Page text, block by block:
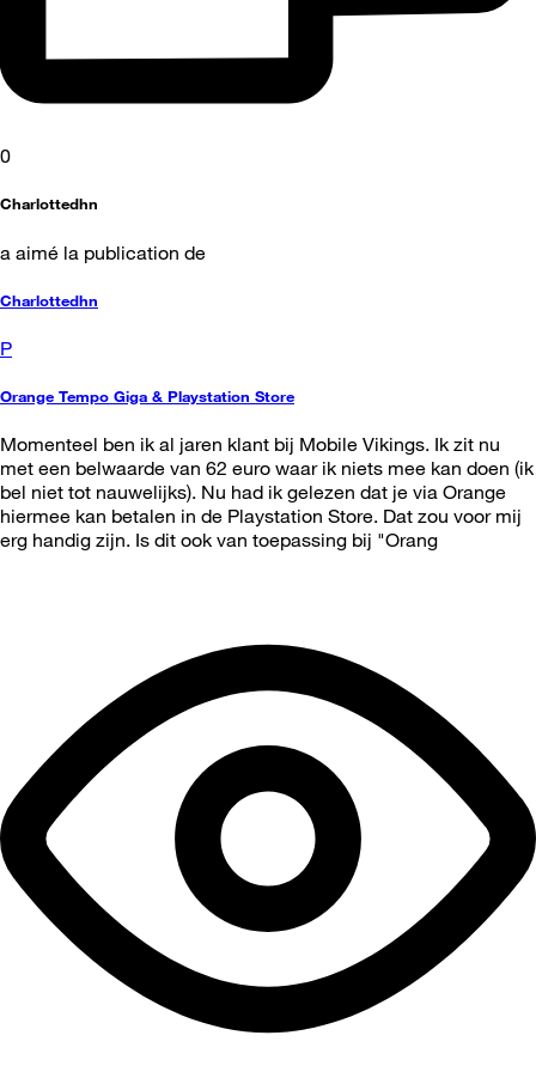
0
Charlottedhn
a aimé la publication de
Charlottedhn
P
Orange Tempo Giga & Playstation Store
Momenteel ben ik al jaren klant bij Mobile Vikings. Ik zit nu
met een belwaarde van 62 euro waar ik niets mee kan doen (ik
bel niet tot nauwelijks). Nu had ik gelezen dat je via Orange
hiermee kan betalen in de Playstation Store. Dat zou voor mij
erg handig zijn. Is dit ook van toepassing bij "Orang